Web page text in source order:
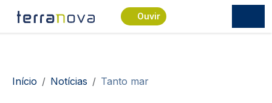
Passar para o conteúdo principal
Ouvir
Navegação estrutural
Início Notícias Tanto mar